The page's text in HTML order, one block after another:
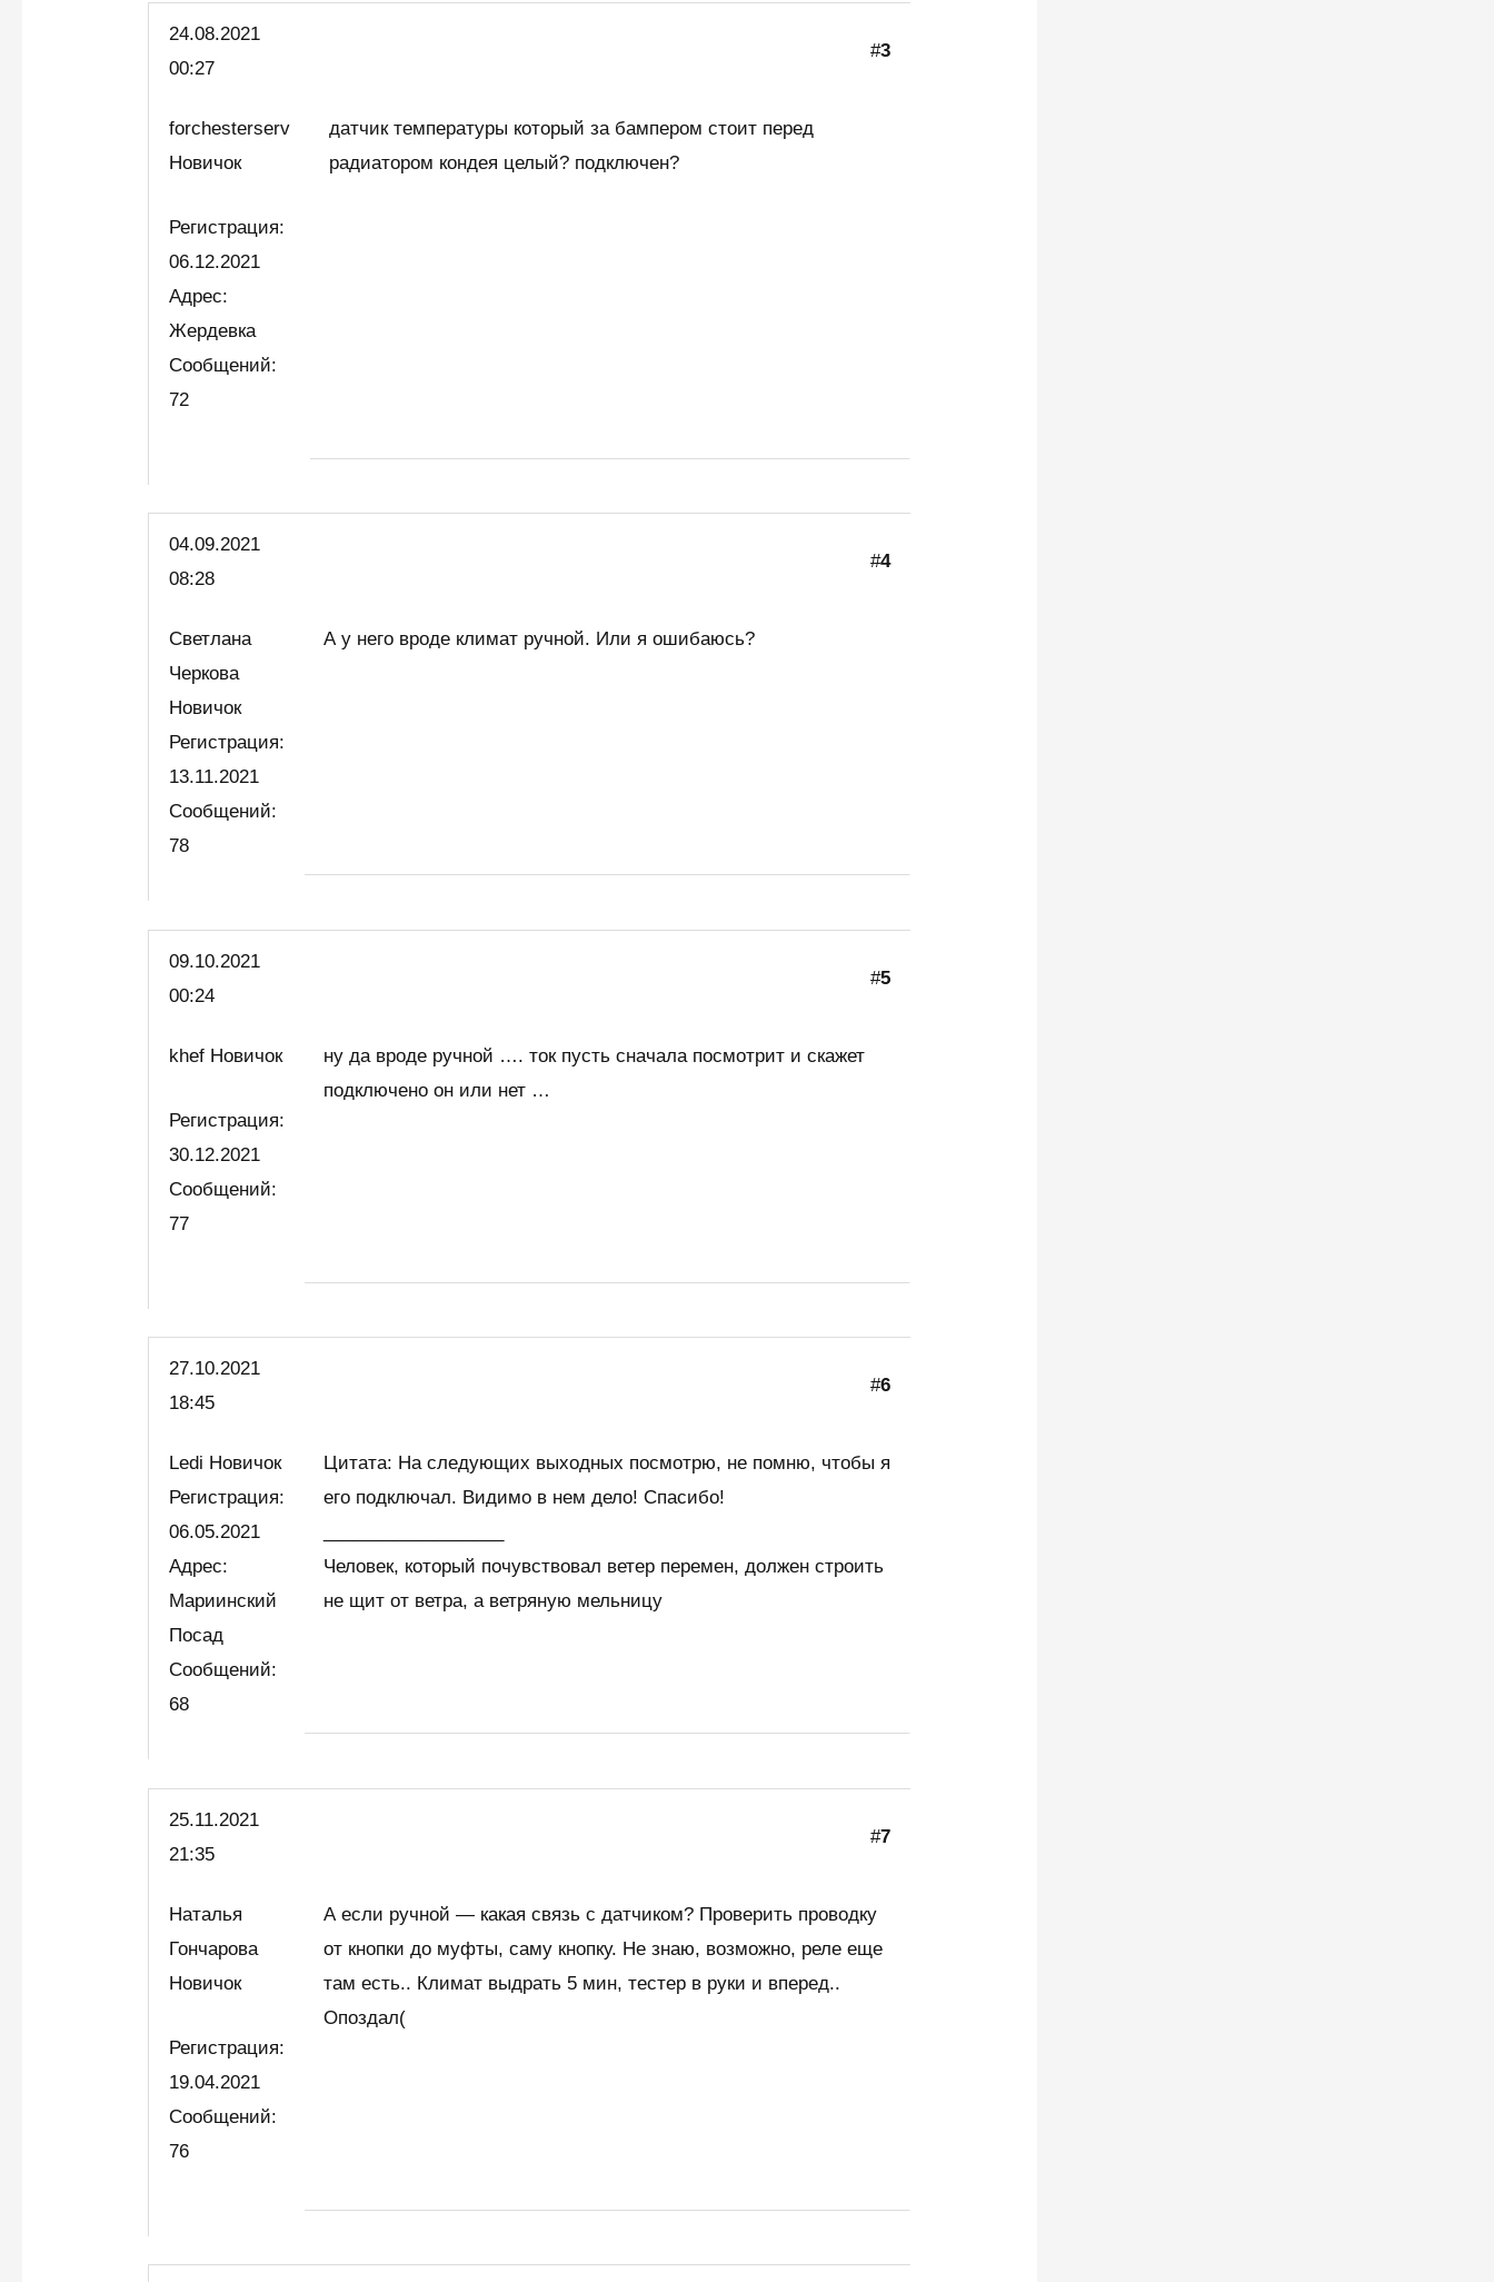
24.08.2021
00:27
#3
forchesterserv
Новичок
Регистрация:
06.12.2021
Адрес:
Жердевка
Сообщений:
72
датчик температуры который за бампером стоит перед
радиатором кондея целый? подключен?
04.09.2021
08:28
#4
Светлана
Черкова
Новичок
Регистрация:
13.11.2021
Сообщений:
78
А у него вроде климат ручной. Или я ошибаюсь?
09.10.2021
00:24
#5
khef Новичок
Регистрация:
30.12.2021
Сообщений:
77
ну да вроде ручной …. ток пусть сначала посмотрит и скажет
подключено он или нет …
27.10.2021
18:45
#6
Ledi Новичок
Регистрация:
06.05.2021
Адрес:
Мариинский
Посад
Сообщений:
68
Цитата: На следующих выходных посмотрю, не помню, чтобы я
его подключал. Видимо в нем дело! Спасибо!
Человек, который почувствовал ветер перемен, должен строить
не щит от ветра, а ветряную мельницу
25.11.2021
21:35
#7
Наталья
Гончарова
Новичок
Регистрация:
19.04.2021
Сообщений:
76
А если ручной — какая связь с датчиком? Проверить проводку
от кнопки до муфты, саму кнопку. Не знаю, возможно, реле еще
там есть.. Климат выдрать 5 мин, тестер в руки и вперед..
Опоздал(